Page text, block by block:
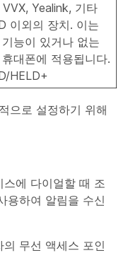
Yealink, 기타
이외의 장치. 이는
능이 있거나 없는
대폰에 적용됩니다.
HELD+
으로 설정하기 위해
에 다이얼할 때 조
용하여 알림을 수신
무선 액세스 포인